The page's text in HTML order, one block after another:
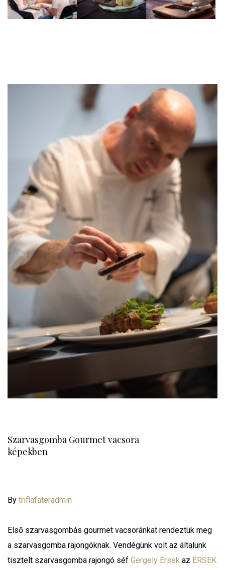
Szarvasgomba Gourmet vacsora
képekben
By triflafateradmin
Első szarvasgombás gourmet vacsoránkat rendeztük meg
a szarvasgomba rajongóknak. Vendégünk volt az általunk
tisztelt szarvasgomba rajongó séf Gergely Érsek az ÉRSEK